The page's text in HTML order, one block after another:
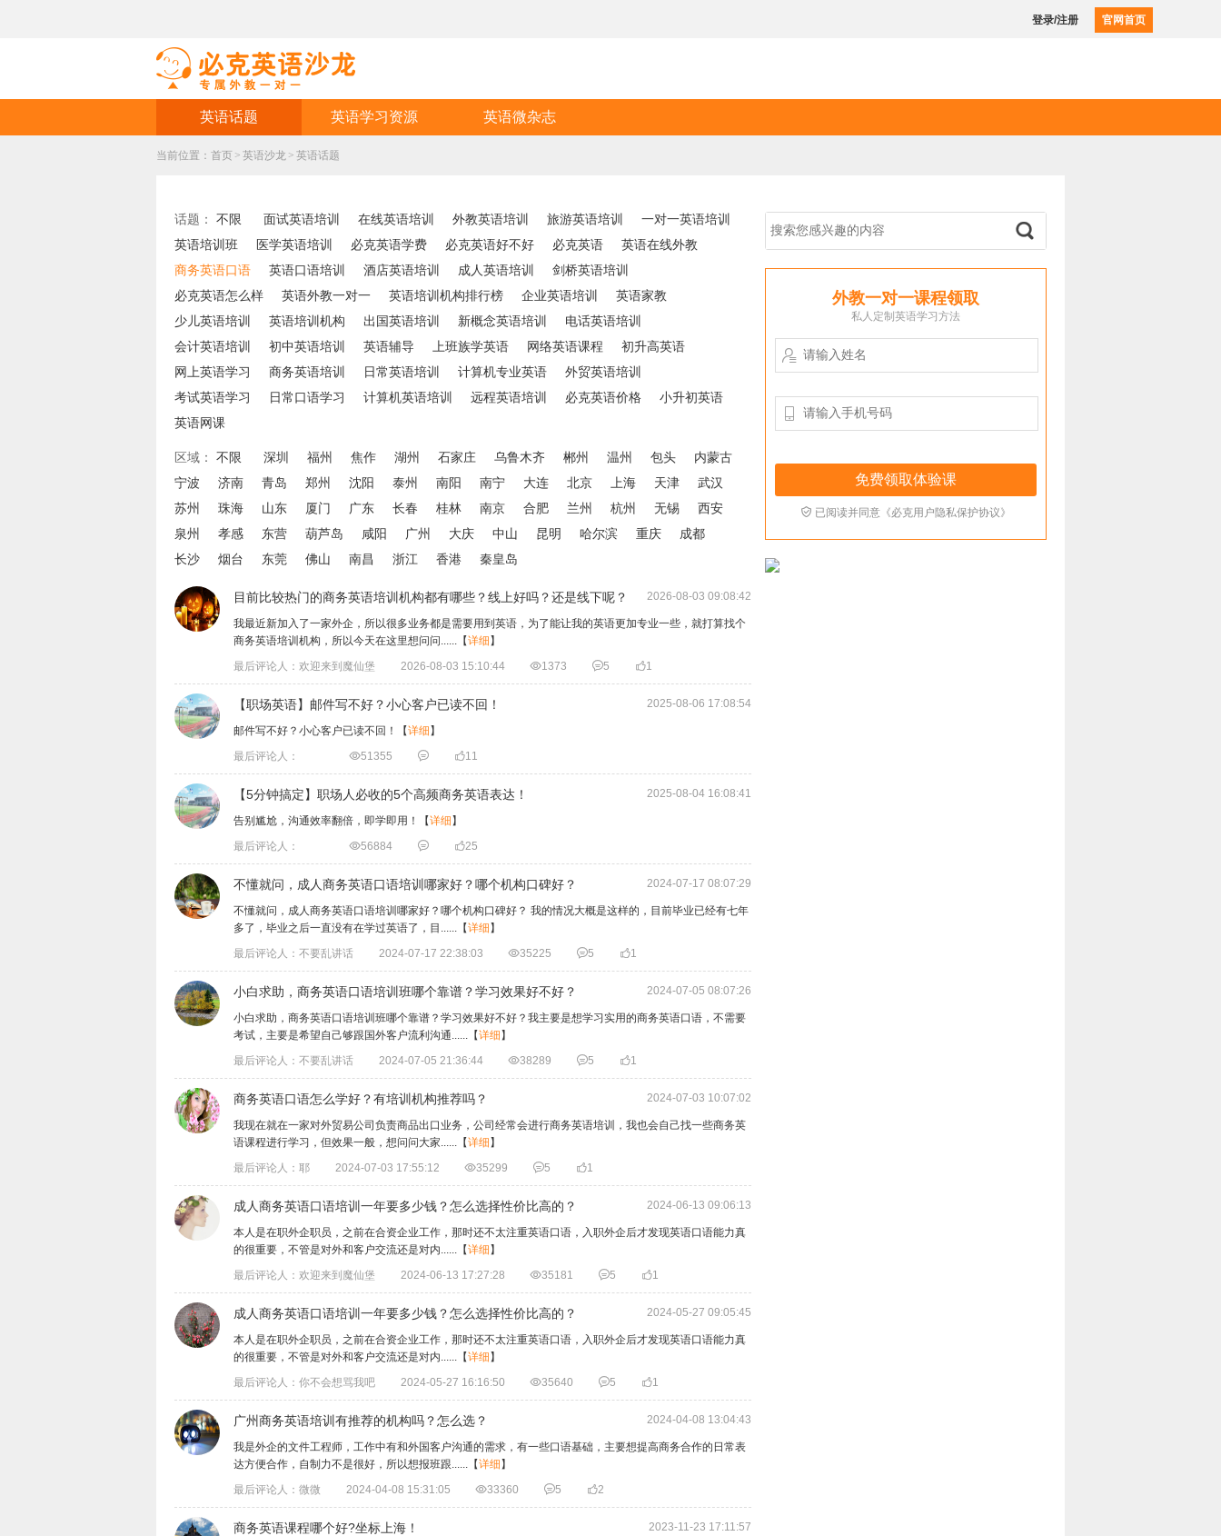
登录/注册 官网首页
英语话题 英语学习资源 英语微杂志
当前位置： 首页 > 英语沙龙 > 英语话题
外教一对一课程领取
私人定制英语学习方法


 已阅读并同意《必克用户隐私保护协议》
话题： 不限 面试英语培训 在线英语培训 外教英语培训 旅游英语培训
一对一英语培训
英语培训班
医学英语培训 必克英语学费 必克英语好不好 必克英语
英语在线外教
商务英语口语
英语口语培训 酒店英语培训 成人英语培训
剑桥英语培训
必克英语怎么样
英语外教一对一 英语培训机构排行榜 企业英语培训
英语家教
少儿英语培训
英语培训机构 出国英语培训 新概念英语培训
电话英语培训
会计英语培训
初中英语培训 英语辅导 上班族学英语 网络英语课程
初升高英语
网上英语学习
商务英语培训 日常英语培训 计算机专业英语
外贸英语培训
考试英语学习
日常口语学习 计算机英语培训 远程英语培训 必克英语价格
小升初英语
英语网课
区域： 不限 深圳 福州 焦作 湖州 石家庄 乌鲁木齐 郴州 温州 包头
内蒙古
宁波
济南 青岛 郑州 沈阳 泰州 南阳 南宁 大连 北京 上海 天津
武汉
苏州
珠海 山东 厦门 广东 长春 桂林 南京 合肥 兰州 杭州 无锡
西安
泉州
孝感 东营 葫芦岛 咸阳 广州 大庆 中山 昆明 哈尔滨 重庆
成都
长沙
烟台 东莞 佛山 南昌 浙江 香港 秦皇岛
目前比较热门的商务英语培训机构都有哪些？线上好吗？还是线下呢？ 2026-08-03 09:08:42
​我最近新加入了一家外企，所以很多业务都是需要用到英语，为了能让我的英语更加专业一些，就打算找个
商务英语培训机构，所以今天在这里想问问...... 【详细 】
最后评论人：欢迎来到魔仙堡
2026-08-03 15:10:44 1373 5 1
【职场英语】邮件写不好？小心客户已读不回！ 2025-08-06 17:08:54
邮件写不好？小心客户已读不回！ 【详细 】
最后评论人：
51355  11
【5分钟搞定】职场人必收的5个高频商务英语表达！ 2025-08-04 16:08:41
告别尴尬，沟通效率翻倍，即学即用！ 【详细 】
最后评论人：
56884  25
不懂就问，成人商务英语口语培训哪家好？哪个机构口碑好？ 2024-07-17 08:07:29
不懂就问，成人商务英语口语培训哪家好？哪个机构口碑好？ 我的情况大概是这样的，目前毕业已经有七年
多了，毕业之后一直没有在学过英语了，目...... 【详细 】
最后评论人：不要乱讲话
2024-07-17 22:38:03 35225 5 1
小白求助，商务英语口语培训班哪个靠谱？学习效果好不好？ 2024-07-05 08:07:26
小白求助，商务英语口语培训班哪个靠谱？学习效果好不好？我主要是想学习实用的商务英语口语，不需要
考试，主要是希望自己够跟国外客户流利沟通...... 【详细 】
最后评论人：不要乱讲话
2024-07-05 21:36:44 38289 5 1
商务英语口语怎么学好？有培训机构推荐吗？ 2024-07-03 10:07:02
我现在就在一家对外贸易公司负责商品出口业务，公司经常会进行商务英语培训，我也会自己找一些商务英
语课程进行学习，但效果一般，想问问大家​...... 【详细 】
最后评论人：耶
2024-07-03 17:55:12 35299 5 1
成人商务英语口语培训一年要多少钱？怎么选择性价比高的？ 2024-06-13 09:06:13
​本人是在职外企职员，之前在合资企业工作，那时还不太注重英语口语，入职外企后才发现英语口语能力真
的很重要，不管是对外和客户交流还是对内...... 【详细 】
最后评论人：欢迎来到魔仙堡
2024-06-13 17:27:28 35181 5 1
成人商务英语口语培训一年要多少钱？怎么选择性价比高的？ 2024-05-27 09:05:45
​本人是在职外企职员，之前在合资企业工作，那时还不太注重英语口语，入职外企后才发现英语口语能力真
的很重要，不管是对外和客户交流还是对内...... 【详细 】
最后评论人：你不会想骂我吧
2024-05-27 16:16:50 35640 5 1
广州商务英语培训有推荐的机构吗？怎么选？ 2024-04-08 13:04:43
我是外企的文件工程师，工作中有和外国客户沟通的需求，有一些口语基础，主要想提高商务合作的日常表
达方便合作，自制力不是很好，所以想报班跟...... 【详细 】
最后评论人：微微
2024-04-08 15:31:05 33360 5 2
商务英语课程哪个好?坐标上海！ 2023-11-23 17:11:57